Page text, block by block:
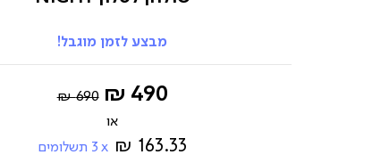
מבצע לזמן מוגבל!
החל
490 ₪
Regular
690 ₪
163.33 ₪
3 תשלומים